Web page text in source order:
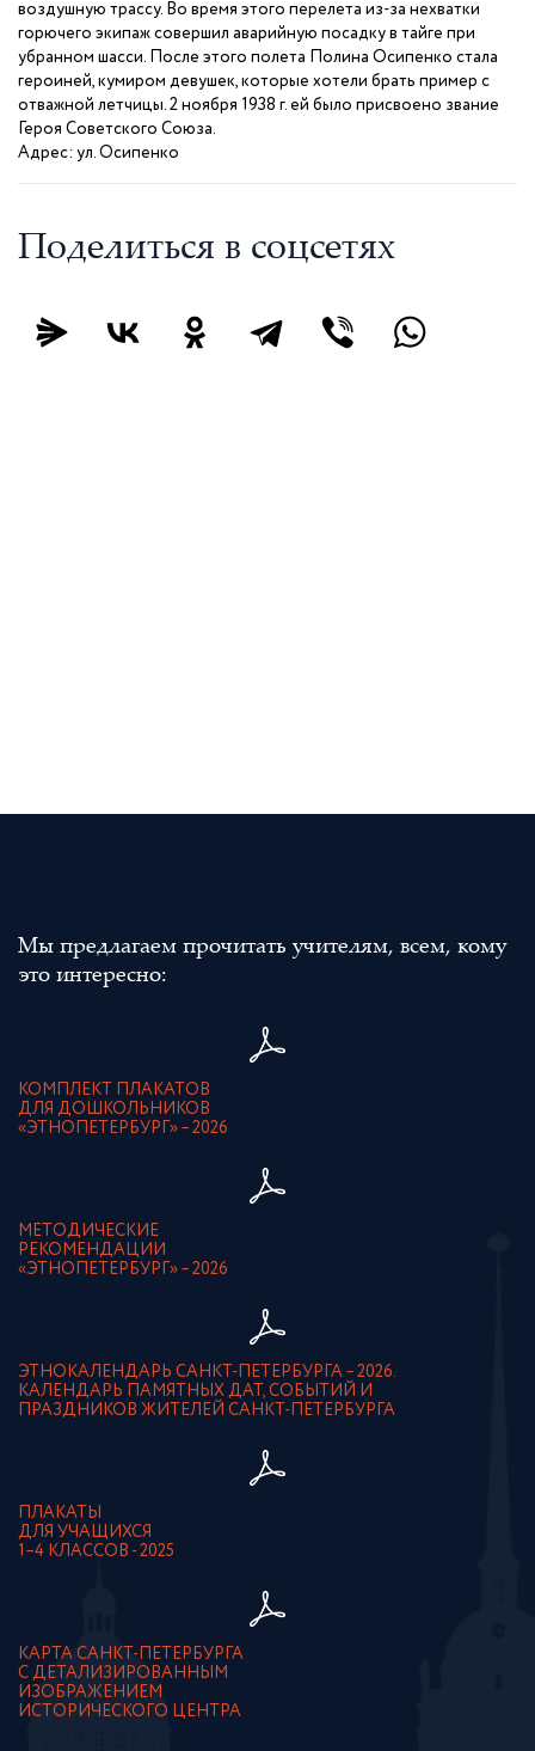
воздушную трассу. Во время этого перелета из-за нехватки
горючего экипаж совершил аварийную посадку в тайге при
убранном шасси. После этого полета Полина Осипенко стала
героиней, кумиром девушек, которые хотели брать пример с
отважной летчицы. 2 ноября 1938 г. ей было присвоено звание
Героя Советского Союза.
Адрес: ул. Осипенко
Поделиться в соцсетях
Мы предлагаем прочитать учителям, всем, кому
это интересно:
КОМПЛЕКТ ПЛАКАТОВ
ДЛЯ ДОШКОЛЬНИКОВ
«ЭТНОПЕТЕРБУРГ» – 2026
МЕТОДИЧЕСКИЕ
РЕКОМЕНДАЦИИ
«ЭТНОПЕТЕРБУРГ» – 2026
ЭТНОКАЛЕНДАРЬ САНКТ-ПЕТЕРБУРГА – 2026.
КАЛЕНДАРЬ ПАМЯТНЫХ ДАТ, СОБЫТИЙ И
ПРАЗДНИКОВ ЖИТЕЛЕЙ САНКТ-ПЕТЕРБУРГА
ПЛАКАТЫ
ДЛЯ УЧАЩИХСЯ
1–4 КЛАССОВ - 2025
КАРТА САНКТ-ПЕТЕРБУРГА
С ДЕТАЛИЗИРОВАННЫМ
ИЗОБРАЖЕНИЕМ
ИСТОРИЧЕСКОГО ЦЕНТРА